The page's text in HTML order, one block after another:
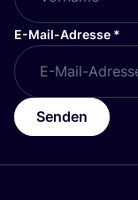
E-Mail-Adresse *
Senden